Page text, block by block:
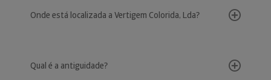
Onde está localizada a Vertigem Colorida, Lda?
Qual é a antiguidade?